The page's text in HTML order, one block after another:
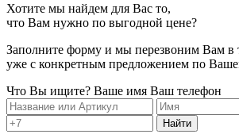
Хотите мы найдем для Вас то,
что Вам нужно по выгодной цене?
Заполните форму и мы перезвоним Вам в
уже с конкретным предложением по
Что Вы ищите? Ваше имя Ваш телефон